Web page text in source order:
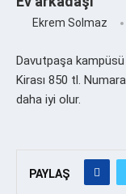
Ekrem Solmaz
Davutpaşa kampüsü
Kirası 850 tl.
daha iyi olur.
PAYLAŞ